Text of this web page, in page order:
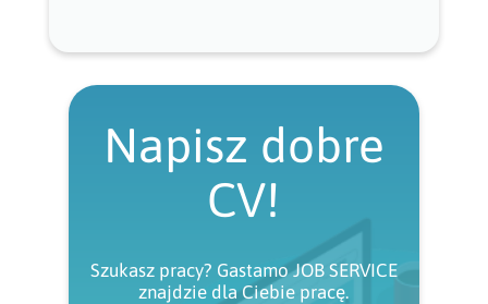
Napisz dobre
CV!
Szukasz pracy? Gastamo JOB SERVICE
znajdzie dla Ciebie pracę.